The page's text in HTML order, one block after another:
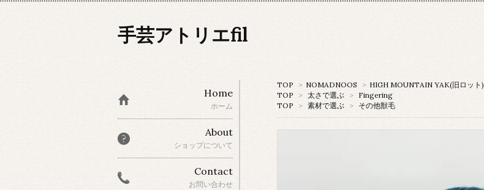
手芸アトリエfil
TOP > NOMADNOOS > HIGH MOUNTAIN YAK(旧ロット)
TOP
> 太さで選ぶ > Fingering
TOP
> 素材で選ぶ > その他獣毛
Home
ホーム
About
ショップについて
Contact
お問い合わせ